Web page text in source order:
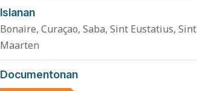
Islanan
Bonaire, Curaçao, Saba, Sint Eustatius, Sint
Maarten
Documentonan